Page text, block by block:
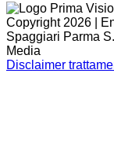
Copyright 2026 |
Spaggiari Parma
Media
Disclaimer